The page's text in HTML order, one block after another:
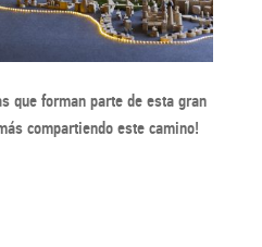
que forman parte de esta gran
compartiendo este camino!